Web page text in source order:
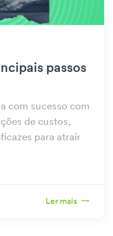
passos
com sucesso com
de custos,
para atrair
Ler mais